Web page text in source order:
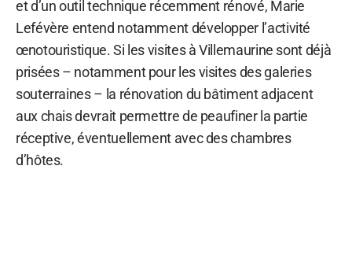
et d’un outil technique récemment rénové, Marie
Lefévère entend notamment développer l’activité
œnotouristique. Si les visites à Villemaurine sont déjà
prisées – notamment pour les visites des galeries
souterraines – la rénovation du bâtiment adjacent
aux chais devrait permettre de peaufiner la partie
réceptive, éventuellement avec des chambres
d’hôtes.